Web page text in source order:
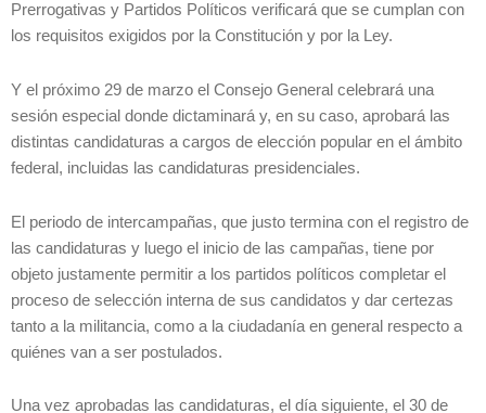
Prerrogativas y Partidos Políticos verificará que se cumplan con
los requisitos exigidos por la Constitución y por la Ley.
Y el próximo 29 de marzo el Consejo General celebrará una
sesión especial donde dictaminará y, en su caso, aprobará las
distintas candidaturas a cargos de elección popular en el ámbito
federal, incluidas las candidaturas presidenciales.
El periodo de intercampañas, que justo termina con el registro de
las candidaturas y luego el inicio de las campañas, tiene por
objeto justamente permitir a los partidos políticos completar el
proceso de selección interna de sus candidatos y dar certezas
tanto a la militancia, como a la ciudadanía en general respecto a
quiénes van a ser postulados.
Una vez aprobadas las candidaturas, el día siguiente, el 30 de